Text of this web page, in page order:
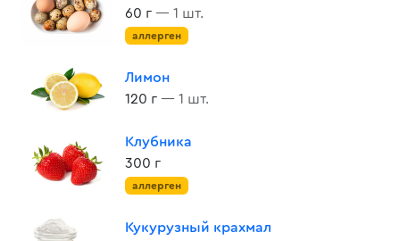
60 г — 1 шт.
аллерген
Лимон
120 г — 1 шт.
Клубника
300 г
аллерген
Кукурузный крахмал